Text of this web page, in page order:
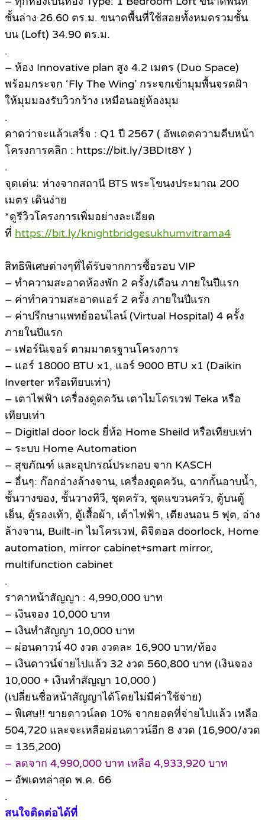
ชั้นล่าง 26.60 ตร.ม. ขนาดพื้นที่ใช้สอยทั้งหมดรวมชั้น
บน (Loft) 34.90 ตร.ม.
.
– ห้อง Innovative plan สูง 4.2 เมตร (Duo Space)
พร้อมกระจก ‘Fly The Wing’ กระจกเข้ามุมพื้นจรดฝ้า
ให้มุมมองรับวิวกว้าง เหมือนอยู่ห้องมุม
.
คาดว่าจะแล้วเสร็จ : Q1 ปี 2567 ( อัพเดตความคืบหน้า
โครงการคลิก : https://bit.ly/3BDIt8Y )
.
จุดเด่น: ห่างจากสถานี BTS พระโขนงประมาณ 200
เมตร เดินง่าย
*ดูรีวิวโครงการเพิ่มอย่างละเอียด
ที่ https://bit.ly/knightbridgesukhumvitrama4
สิทธิพิเศษต่างๆที่ได้รับจากการซื้อรอบ VIP
– ทำความสะอาดห้องพัก 2 ครั้ง/เดือน ภายในปีแรก
– ค่าทำความสะอาดแอร์ 2 ครั้ง ภายในปีแรก
– ค่าปรึกษาแพทย์ออนไลน์ (Virtual Hospital) 4 ครั้ง
ภายในปีแรก
– เฟอร์นิเจอร์ ตามมาตรฐานโครงการ
– แอร์ 18000 BTU x1, แอร์ 9000 BTU x1 (Daikin
Inverter หรือเทียบเท่า)
– เตาไฟฟ้า เครื่องดูดควัน เตาไมโครเวฟ Teka หรือ
เทียบเท่า
– Digitlal door lock ยี่ห้อ Home Sheild หรือเทียบเท่า
– ระบบ Home Automation
– สุขภัณฑ์ และอุปกรณ์ประกอบ จาก KASCH
– อื่นๆ: ก๊อกอ่างล้างจาน, เครื่องดูดควัน, ฉากกั้นอาบน้ำ,
ชั้นวางของ, ชั้นวางทีวี, ชุดครัว, ชุดแขวนครัว, ตู้บนตู้
เย็น, ตู้รองเท้า, ตู้เสื้อผ้า, เต้าไฟฟ้า, เตียงนอน 5 ฟุต, อ่าง
ล้างจาน, Built-in ไมโครเวฟ, ดิจิตอล doorlock, Home
automation, mirror cabinet+smart mirror,
multifunction cabinet
.
ราคาหน้าสัญญา : 4,990,000 บาท
– เงินจอง 10,000 บาท
– เงินทำสัญญา 10,000 บาท
– ผ่อนดาวน์ 40 งวด งวดละ 16,900 บาท/ห้อง
– เงินดาวน์จ่ายไปแล้ว 32 งวด 560,800 บาท (เงินจอง
10,000 + เงินทำสัญญา 10,000 )
(เปลี่ยนชื่อหน้าสัญญาได้โดยไม่มีค่าใช้จ่าย)
– พิเศษ!! ขายดาวน์ลด 10% จากยอดที่จ่ายไปแล้ว เหลือ
504,720 และจะเหลือผ่อนดาวน์อีก 8 งวด (16,900/งวด
= 135,200)
– ลดจาก 4,990,000 บาท เหลือ 4,933,920 บาท
– อัพเดทล่าสุด พ.ค. 66
.
สนใจติดต่อได้ที่